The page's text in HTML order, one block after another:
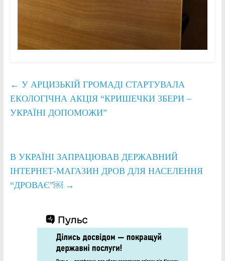
← У АРЦИЗЬКІЙ ГРОМАДІ СТАРТУВАЛА
ЕКОЛОГІЧНА АКЦІЯ “КРИШЕЧКИ ЗБЕРИ –
УКРАЇНІ ДОПОМОЖИ”
В УКРАЇНІ ЗАПРАЦЮВАВ ДЕРЖАВНИЙ
ІНТЕРНЕТ-МАГАЗИН ДРОВ ДЛЯ НАСЕЛЕННЯ
“ДРОВАЄ”￼ →